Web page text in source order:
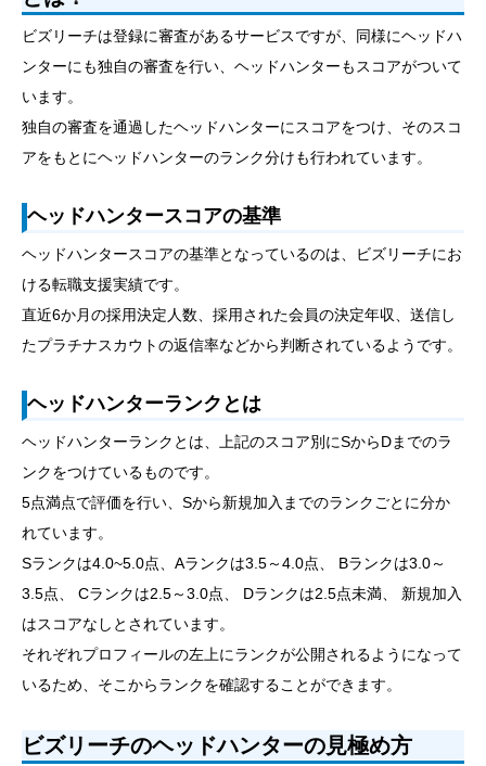
ビズリーチは登録に審査があるサービスですが、同様にヘッドハ
ンターにも独自の審査を行い、ヘッドハンターもスコアがついて
います。
独自の審査を通過したヘッドハンターにスコアをつけ、そのスコ
アをもとにヘッドハンターのランク分けも行われています。
ヘッドハンタースコアの基準
ヘッドハンタースコアの基準となっているのは、ビズリーチにお
ける転職支援実績です。
直近6か月の採用決定人数、採用された会員の決定年収、送信し
たプラチナスカウトの返信率などから判断されているようです。
ヘッドハンターランクとは
ヘッドハンターランクとは、上記のスコア別にSからDまでのラ
ンクをつけているものです。
5点満点で評価を行い、Sから新規加入までのランクごとに分か
れています。
Sランクは4.0~5.0点、Aランクは3.5～4.0点、 Bランクは3.0～
3.5点、 Cランクは2.5～3.0点、 Dランクは2.5点未満、 新規加入
はスコアなしとされています。
それぞれプロフィールの左上にランクが公開されるようになって
いるため、そこからランクを確認することができます。
ビズリーチのヘッドハンターの見極め方